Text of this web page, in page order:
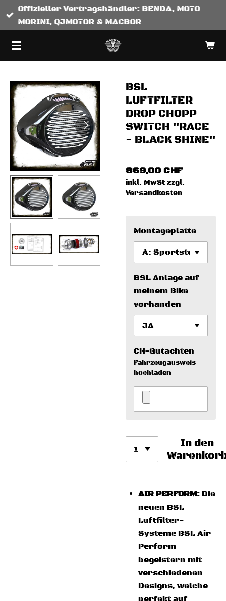
Zum
Hauptinhalt
Offizieller Vertragshändler: BENDA, MOTO
MORINI, QJMOTOR & MACBOR
BSL
LUFTFILTER
DROP CHOPP
SWITCH "RACE
- BLACK SHINE"
869,00 CHF
inkl. MwSt zzgl.
Versandkosten
Montageplatte
BSL Anlage auf
meinem Bike
vorhanden
CH-Gutachten
Fahrzeugausweis
hochladen
In den
AIR PERFORM: Die
neuen BSL
Luftfilter-
Systeme BSL Air
Perform
begeistern mit
verschiedenen
Designs, welche